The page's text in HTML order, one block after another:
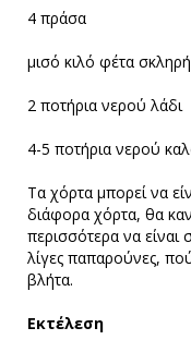
4 πράσα
μισό κιλό φέτα σκληρή
2 ποτήρια νερού λάδι
4-5 ποτήρια νερού
Τα χόρτα μπορεί να
διάφορα χόρτα, θα
περισσότερα να
λίγες παπαρούνες,
βλήτα.
Εκτέλεση